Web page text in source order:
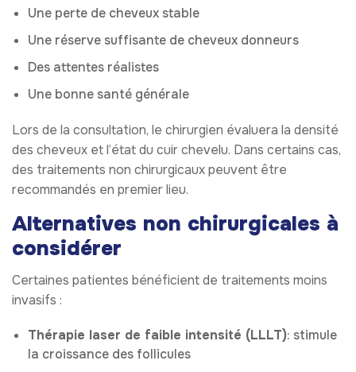
Une perte de cheveux stable
Une réserve suffisante de cheveux donneurs
Des attentes réalistes
Une bonne santé générale
Lors de la consultation, le chirurgien évaluera la densité
des cheveux et l’état du cuir chevelu. Dans certains cas,
des traitements non chirurgicaux peuvent être
recommandés en premier lieu.
Alternatives non chirurgicales à
considérer
Certaines patientes bénéficient de traitements moins
invasifs :
Thérapie laser de faible intensité (LLLT): stimule
la croissance des follicules